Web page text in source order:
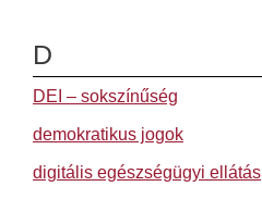
D
DEI – sokszínűség
demokratikus jogok
digitális egészségügyi ellátás